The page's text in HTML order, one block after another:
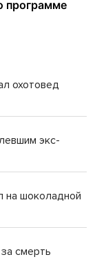
охотовед
экс-
на шоколадной
смерть